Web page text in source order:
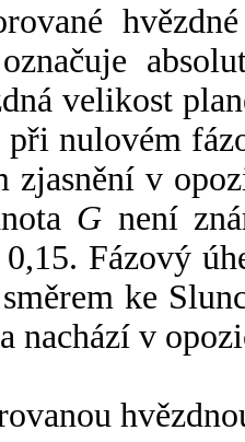
velikost
při nulovém
zjasnění v
G není
0,15. Fázový
ke
nachází v